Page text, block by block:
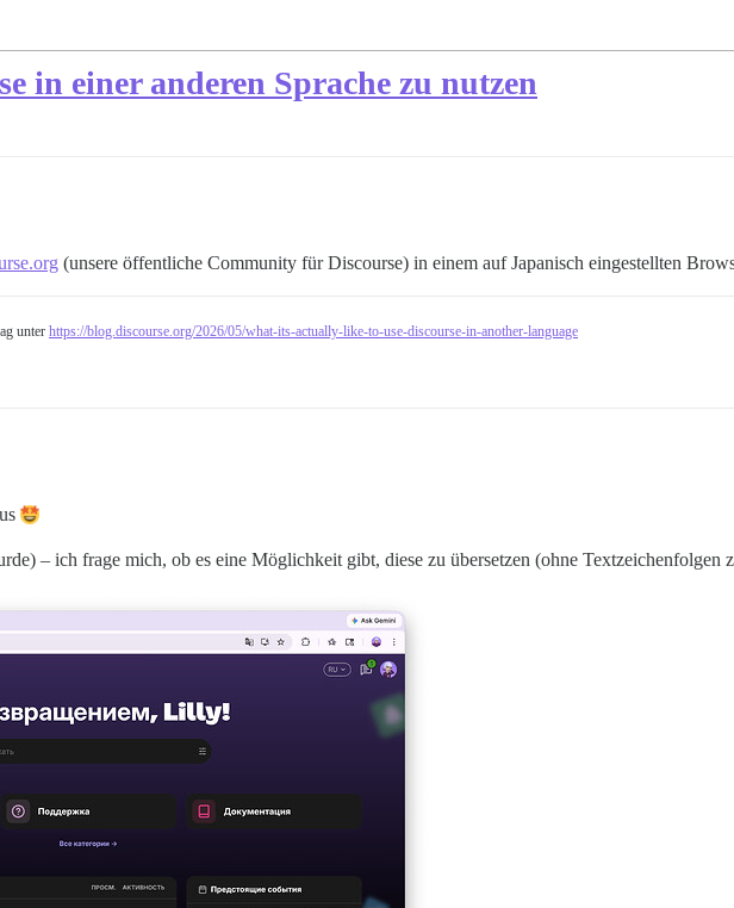
in einer anderen Sprache zu nutzen
(unsere öffentliche Community für Discourse) in einem auf Japanisch eingestellten
unter https://blog.discourse.org/2026/05/what-its-actually-like-to-use-discourse-in-another-language
– ich frage mich, ob es eine Möglichkeit gibt, diese zu übersetzen (ohne Textzeichenfolgen